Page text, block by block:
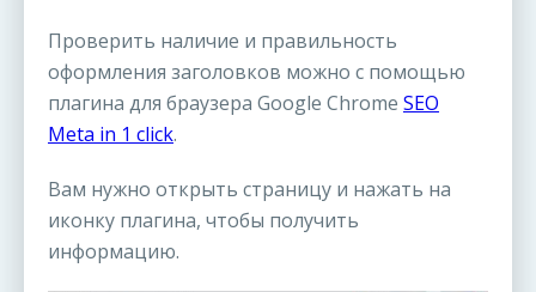
Проверить наличие и правильность
оформления заголовков можно с помощью
плагина для браузера Google Chrome SEO
Meta in 1 click.
Вам нужно открыть страницу и нажать на
иконку плагина, чтобы получить
информацию.